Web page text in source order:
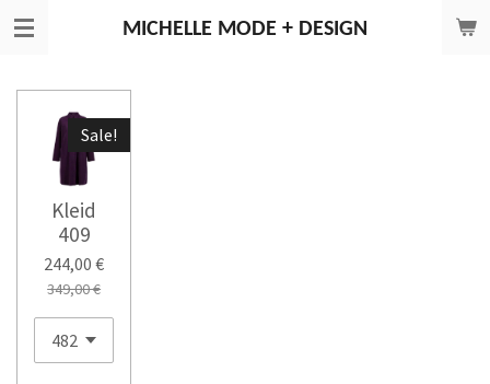
Zum
MICHELLE MODE + DESIGN
Sale!
Kleid
409
244,00 €
349,00 €